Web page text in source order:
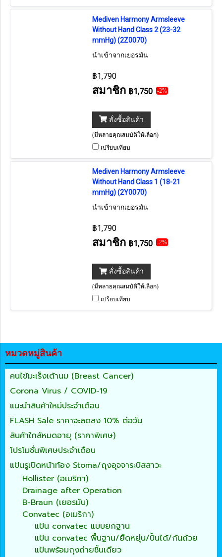
Mediven Harmony Armsleeve
Without Hand Class 2 (23-32
mmHg) (2Z0070)
นำเข้าจากเยอรมัน
฿1,790
สมาชิก ฿1,750 -2%
สั่งซื้อสินค้า
(มีหลายคุณสมบัติให้เลือก)
เปรียบเทียบ
Mediven Harmony Armsleeve
Without Hand Class 1 (18-21
mmHg) (2Y0070)
นำเข้าจากเยอรมัน
฿1,790
สมาชิก ฿1,750 -2%
สั่งซื้อสินค้า
(มีหลายคุณสมบัติให้เลือก)
เปรียบเทียบ
หมวดหมู่สินค้า
คนไข้มะเร็งเต้านม (Breast Cancer)
Corona Virus / COVID-19
แนะนำสินค้าใหม่ประจำเดือน
FLASH Sale ราคาจะลดลง 10% ต่อวัน
สินค้าใกล้หมดอายุ (ราคาพิเศษ)
โปรโมชั่นพิเศษประจำเดือน
แป้นรูเปิดหน้าท้อง Stoma/ถุงอุจจาระปัสสาวะ
Hollister (อเมริกา)
Drainage after Operation
B-Braun (เยอรมัน)
Convatec (อเมริกา)
แป้น convatec แบบยกฐาน
แป้น convatec พื้นฐาน/ยืดหยุ่น/ปั้นได้/ก้นถ้วย
แป้นพร้อมถุงถ่ายชิ้นเดียว